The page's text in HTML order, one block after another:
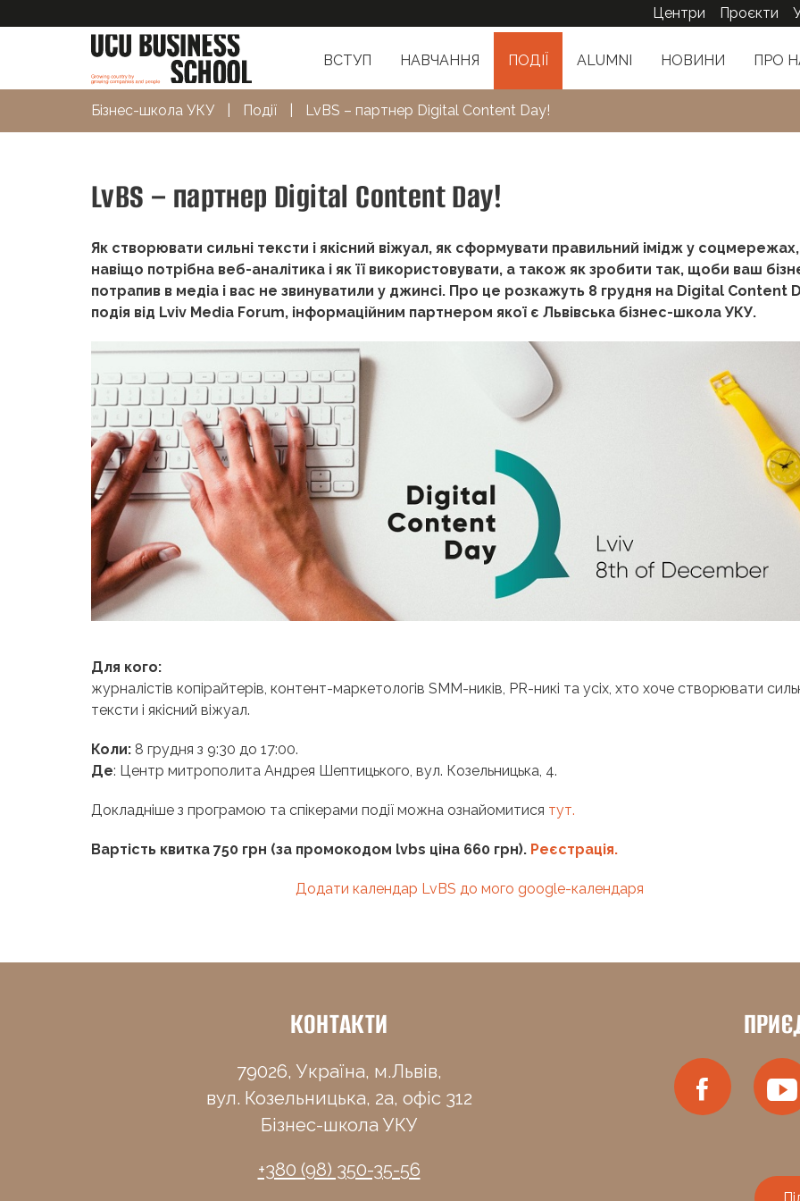
ВСТУП НАВЧАННЯ ПОДІЇ ALUMNI НОВИНИ ПРО
Центри Проєкти
Бізнес-школа УКУ Події LvBS – партнер Digital Content Day!
LvBS – партнер Digital Content Day!
Як створювати сильні тексти і якісний віжуал, як сформувати правильний імідж у соцмережах,
навіщо потрібна веб-аналітика і як її використовувати, а також як зробити так, щоби ваш
потрапив в медіа і вас не звинуватили у джинсі. Про це розкажуть 8 грудня на Digital Content
подія від Lviv Media Forum, інформаційним партнером якої є Львівська бізнес-школа УКУ.
Для кого:
журналістів копірайтерів, контент-маркетологів SMM-ників, PR-никі та усіх, хто хоче створювати
тексти і якісний віжуал.
Коли: 8 грудня з 9:30 до 17:00.
Де: Центр митрополита Андрея Шептицького, вул. Козельницька, 4.
Докладніше з програмою та спікерами події можна ознайомитися тут.
Вартість квитка 750 грн (за промокодом lvbs ціна 660 грн). Реєстрація.
Додати календар LvBS до мого google-календаря
КОНТАКТИ
79026, Україна, м.Львів,
вул. Козельницька, 2а, офіс 312
Бізнес-школа УКУ
+380 (98) 350-35-56